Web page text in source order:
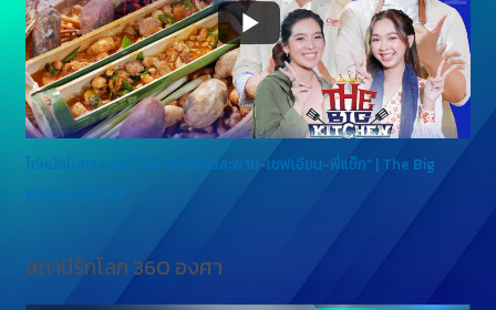
ไก่หม้อในกระบอกไม้ไผ่ “น้ำทิพย์และพาย-เชฟเอียน-พี่แซ็ก” | The Big
Kitchen EP.197
สถานีรักโลก 360 องศา